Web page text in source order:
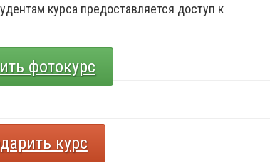
курса предоставляется доступ к
фотокурс
курс